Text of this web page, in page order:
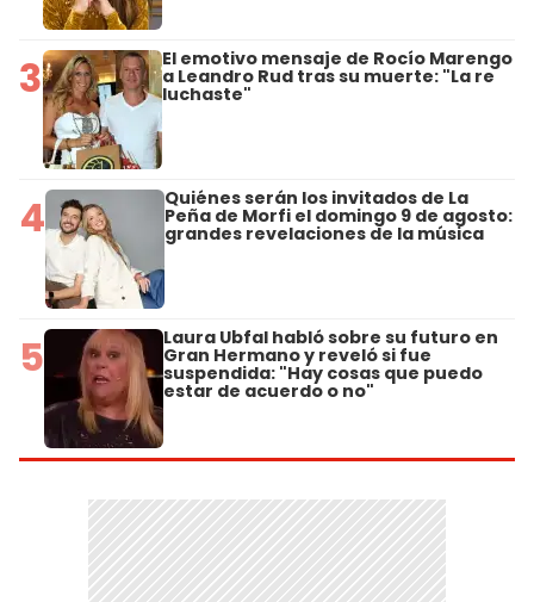
3 El emotivo mensaje de Rocío Marengo
a Leandro Rud tras su muerte: "La re
luchaste"
4 Quiénes serán los invitados de La
Peña de Morfi el domingo 9 de agosto:
grandes revelaciones de la música
5 Laura Ubfal habló sobre su futuro en
Gran Hermano y reveló si fue
suspendida: "Hay cosas que puedo
estar de acuerdo o no"